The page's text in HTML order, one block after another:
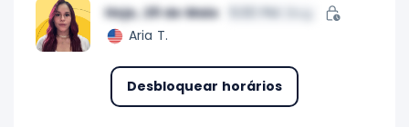
Hoje, 29 de Maio 5:00 PM
Aria T.
Desbloquear horários